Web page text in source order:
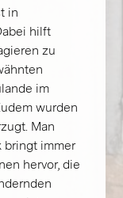
in
hilft
zu
im
wurden
Man
bringt immer
hervor, die